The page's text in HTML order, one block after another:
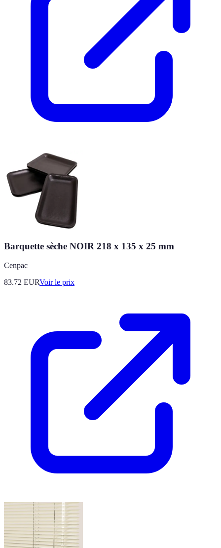
Barquette sèche NOIR 218 x 135 x 25 mm
Cenpac
83.72 EURVoir le prix